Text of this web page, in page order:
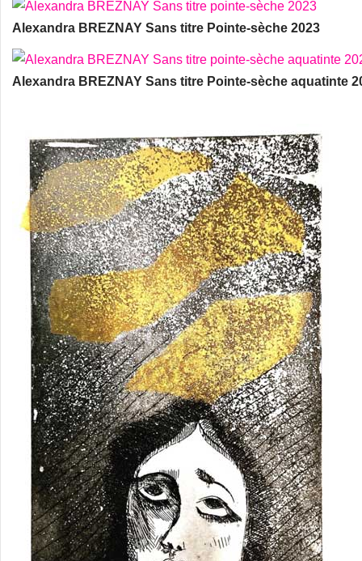
Alexandra BREZNAY Sans titre Pointe-sèche 2023
Alexandra BREZNAY Sans titre Pointe-sèche aquatinte